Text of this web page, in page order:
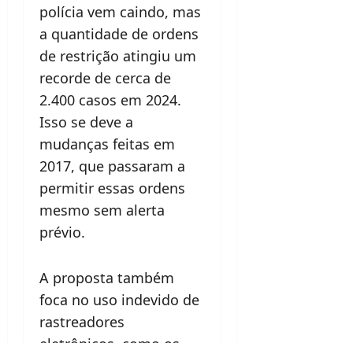
polícia vem caindo, mas
a quantidade de ordens
de restrição atingiu um
recorde de cerca de
2.400 casos em 2024.
Isso se deve a
mudanças feitas em
2017, que passaram a
permitir essas ordens
mesmo sem alerta
prévio.
A proposta também
foca no uso indevido de
rastreadores